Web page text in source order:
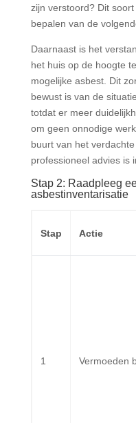
zijn verstoord? Dit
bepalen van de
Daarnaast is het
het huis op de hoogte
mogelijke asbest. Dit
bewust is van de
totdat er meer
om geen onnodige
buurt van het
professioneel advies is
Stap 2: Raadpleeg
asbestinventarisatie
Stap Actie
1 Vermoeden